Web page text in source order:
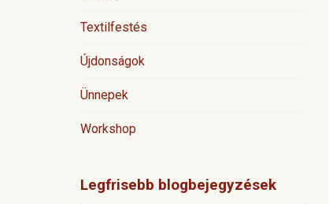
Textilfestés
Újdonságok
Ünnepek
Workshop
Legfrisebb blogbejegyzések